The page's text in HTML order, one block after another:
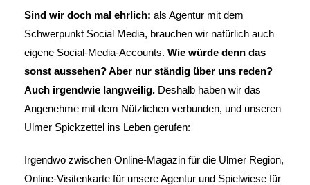
Sind wir doch mal ehrlich: als Agentur mit dem
Schwerpunkt Social Media, brauchen wir natürlich auch
eigene Social-Media-Accounts. Wie würde denn das
sonst aussehen? Aber nur ständig über uns reden?
Auch irgendwie langweilig. Deshalb haben wir das
Angenehme mit dem Nützlichen verbunden, und unseren
Ulmer Spickzettel ins Leben gerufen:
Irgendwo zwischen Online-Magazin für die Ulmer Region,
Online-Visitenkarte für unsere Agentur und Spielwiese für